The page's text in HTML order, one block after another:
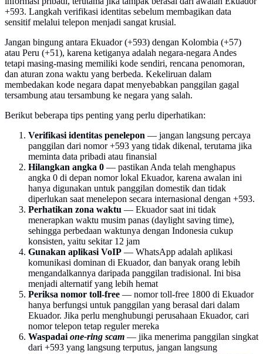
+593. Langkah verifikasi identitas sebelum membagikan data
sensitif melalui telepon menjadi sangat krusial.
Jangan bingung antara Ekuador (+593) dengan Kolombia (+57)
atau Peru (+51), karena ketiganya adalah negara-negara Andes
tetapi masing-masing memiliki kode sendiri, rencana penomoran,
dan aturan zona waktu yang berbeda. Kekeliruan dalam
membedakan kode negara dapat menyebabkan panggilan gagal
tersambung atau tersambung ke negara yang salah.
Berikut beberapa tips penting yang perlu diperhatikan:
Verifikasi identitas penelepon — jangan langsung percaya
panggilan dari nomor +593 yang tidak dikenal, terutama jika
meminta data pribadi atau finansial
Hilangkan angka 0 — pastikan Anda telah menghapus
angka 0 di depan nomor lokal Ekuador, karena awalan ini
hanya digunakan untuk panggilan domestik dan tidak
diperlukan saat menelepon secara internasional dengan +593.
Perhatikan zona waktu — Ekuador saat ini tidak
menerapkan waktu musim panas (daylight saving time),
sehingga perbedaan waktunya dengan Indonesia cukup
konsisten, yaitu sekitar 12 jam
Gunakan aplikasi VoIP — WhatsApp adalah aplikasi
komunikasi dominan di Ekuador, dan banyak orang lebih
mengandalkannya daripada panggilan tradisional. Ini bisa
menjadi alternatif yang lebih hemat
Periksa nomor toll-free — nomor toll-free 1800 di Ekuador
hanya berfungsi untuk panggilan yang berasal dari dalam
Ekuador. Jika perlu menghubungi perusahaan Ekuador, cari
nomor telepon tetap reguler mereka
Waspadai one-ring scam — jika menerima panggilan singkat
dari +593 yang langsung terputus, jangan langsung